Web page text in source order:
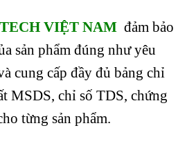
VIỆT NAM đảm bảo
sản phẩm đúng như yêu
cung cấp đầy đủ bảng chỉ
MSDS, chỉ số TDS, chứng
từng sản phẩm.